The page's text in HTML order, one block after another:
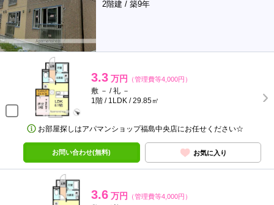
2階建 / 築9年
3.3 万円 （管理費等4,000円）
敷 － / 礼 －
1階 / 1LDK / 29.85㎡
お部屋探しはアパマンショップ福島中央店にお任せください☆
お問い合わせ(無料) お気に入り
3.6 万円 （管理費等4,000円）